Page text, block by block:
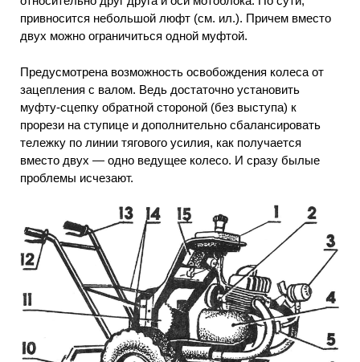
привносится небольшой люфт (см. ил.). Причем вместо
двух можно ограничиться одной муфтой.
Предусмотрена возможность освобождения колеса от
зацепления с валом. Ведь достаточно установить
муфту-сцепку обратной стороной (без выступа) к
прорези на ступице и дополнительно сбалансировать
тележку по линии тягового усилия, как получается
вместо двух — одно ведущее колесо. И сразу былые
проблемы исчезают.